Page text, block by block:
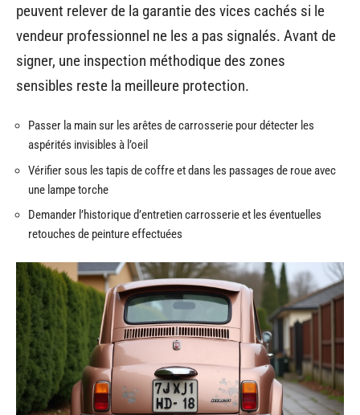
peuvent relever de la garantie des vices cachés si le
vendeur professionnel ne les a pas signalés. Avant de
signer, une inspection méthodique des zones
sensibles reste la meilleure protection.
Passer la main sur les arêtes de carrosserie pour détecter les
aspérités invisibles à l’oeil
Vérifier sous les tapis de coffre et dans les passages de roue avec
une lampe torche
Demander l’historique d’entretien carrosserie et les éventuelles
retouches de peinture effectuées